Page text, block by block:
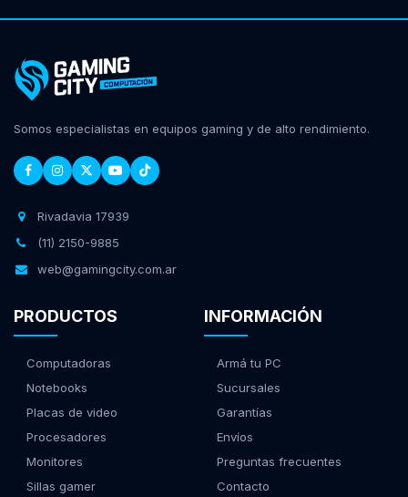
Somos especialistas en equipos gaming y de alto rendimiento.
Rivadavia 17939
(11) 2150-9885
web@gamingcity.com.ar
PRODUCTOS
Computadoras
Notebooks
Placas de video
Procesadores
Monitores
Sillas gamer
INFORMACIÓN
Armá tu PC
Sucursales
Garantías
Envíos
Preguntas frecuentes
Contacto